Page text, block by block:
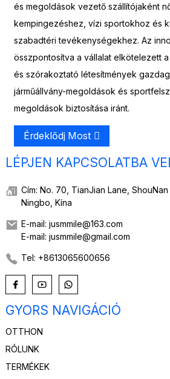
és megoldások vezető szállítójaként
kempingezéshez, vízi sportokhoz és
szabadtéri tevékenységekhez. Az
összpontosítva a vállalat elkötelezett
és szórakoztató létesítmények
járműállvány-megoldások és
megoldások biztosítása iránt.
Érdeklődj Most
LÉPJEN KAPCSOLATBA
Cím: No. 70, TianJian Lane,
Ningbo, Kína
E-mail: jusmmile@163.com
E-mail: jusmmile@gmail.com
Tel: +8613065600656
GYORS NAVIGÁCIÓ
OTTHON
RÓLUNK
TERMÉKEK